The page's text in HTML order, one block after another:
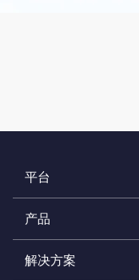
平台
产品
解决方案